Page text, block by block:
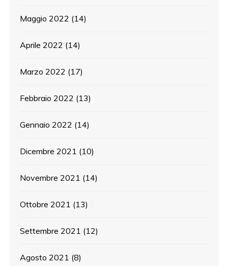
Maggio 2022 (14)
Aprile 2022 (14)
Marzo 2022 (17)
Febbraio 2022 (13)
Gennaio 2022 (14)
Dicembre 2021 (10)
Novembre 2021 (14)
Ottobre 2021 (13)
Settembre 2021 (12)
Agosto 2021 (8)